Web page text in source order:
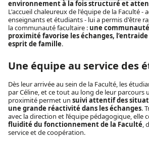
environnement à la fois structuré et
L'accueil chaleureux de l'équipe de la Faculté -
enseignants et étudiants - lui a permis d'être
la communauté facultaire : une
proximité favorise les échanges,
esprit de famille.
Une équipe au service des
Dès leur arrivée au sein de la Faculté, les
par Céline, et ce tout au long de leur parcours
proximité permet un suivi attentif des
une grande réactivité dans les échanges.
avec la direction et l’équipe pédagogique, elle
fluidité du fonctionnement de la Faculté,
service et de coopération.